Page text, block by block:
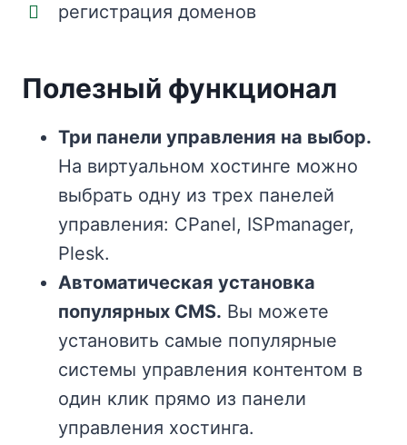
регистрация доменов
Полезный функционал
Три панели управления на выбор.
На виртуальном хостинге можно
выбрать одну из трех панелей
управления: CPanel, ISPmanager,
Plesk.
Автоматическая установка
популярных CMS. Вы можете
установить самые популярные
системы управления контентом в
один клик прямо из панели
управления хостинга.